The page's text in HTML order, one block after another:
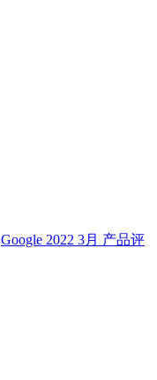
Google 2022 3月 产品评